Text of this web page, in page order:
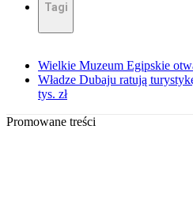
Tagi
Wielkie Muzeum Egipskie
Władze Dubaju ratują
tys. zł
Promowane treści